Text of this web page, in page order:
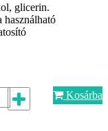
glicerin.
használható
Kosárba